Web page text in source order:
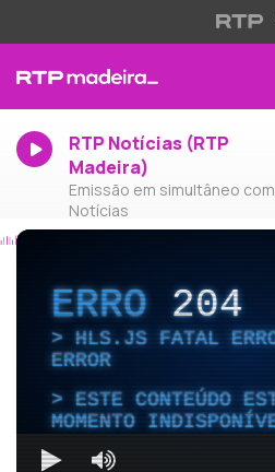
RTP Notícias (RTP
Madeira)
Emissão em simultâneo
Notícias
ERRO204
HLS.JS FATAL
ERROR
ESTE CONTEÚDO
MOMENTO